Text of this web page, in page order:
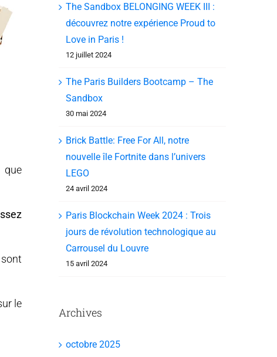
que
le
The Sandbox BELONGING WEEK III :
découvrez notre expérience Proud to
Love in Paris !
12 juillet 2024
The Paris Builders Bootcamp – The
Sandbox
30 mai 2024
Brick Battle: Free For All, notre
nouvelle île Fortnite dans l’univers
LEGO
24 avril 2024
Paris Blockchain Week 2024 : Trois
jours de révolution technologique au
Carrousel du Louvre
15 avril 2024
Archives
octobre 2025